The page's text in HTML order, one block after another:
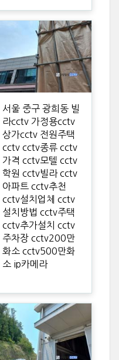
서울 중구 광희동 빌
라cctv 가정용cctv
상가cctv 전원주택
cctv cctv종류 cctv
가격 cctv모텔 cctv
학원 cctv빌라 cctv
아파트 cctv추천
cctv설치업체 cctv
설치방법 cctv주택
cctv추가설치 cctv
주차장 cctv200만
화소 cctv500만화
소 ip카메라